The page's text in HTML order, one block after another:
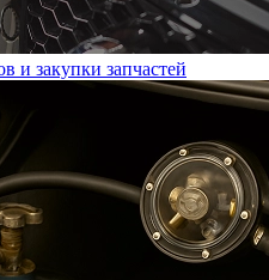
и закупки запчастей